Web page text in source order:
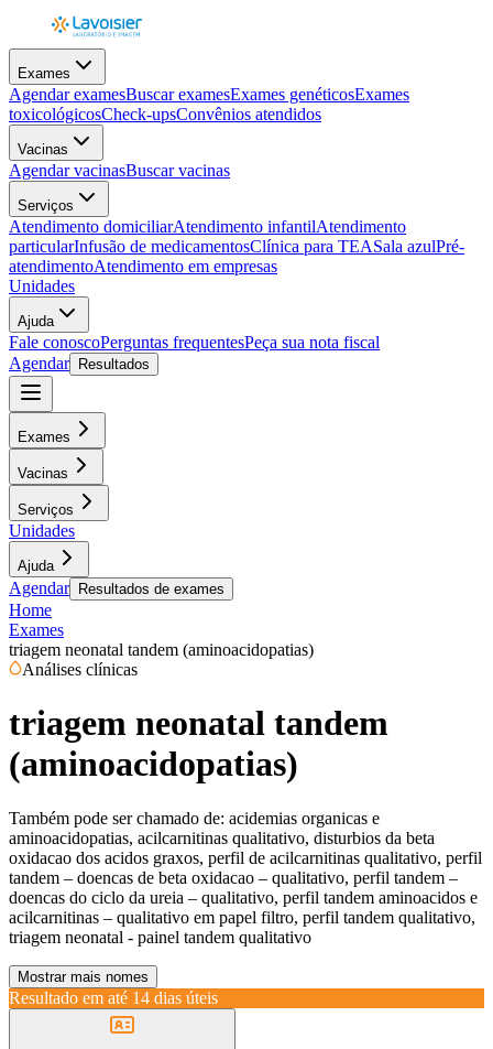
Exames
Agendar examesBuscar examesExames genéticosExames
toxicológicosCheck-upsConvênios atendidos
Vacinas
Agendar vacinasBuscar vacinas
Serviços
Atendimento domiciliarAtendimento infantilAtendimento
particularInfusão de medicamentosClínica para TEASala azulPré-
atendimentoAtendimento em empresas
Unidades
Ajuda
Fale conoscoPerguntas frequentesPeça sua nota fiscal
Agendar
Resultados
Exames
Vacinas
Serviços
Unidades
Ajuda
Agendar Resultados de exames
Home
Exames
triagem neonatal tandem (aminoacidopatias)
Análises clínicas
triagem neonatal tandem
(aminoacidopatias)
Também pode ser chamado de: acidemias organicas e
aminoacidopatias, acilcarnitinas qualitativo, disturbios da beta
oxidacao dos acidos graxos, perfil de acilcarnitinas qualitativo, perfil
tandem – doencas de beta oxidacao – qualitativo, perfil tandem –
doencas do ciclo da ureia – qualitativo, perfil tandem aminoacidos e
acilcarnitinas – qualitativo em papel filtro, perfil tandem qualitativo,
triagem neonatal - painel tandem qualitativo
Mostrar mais nomes
Resultado em até 14 dias úteis